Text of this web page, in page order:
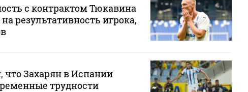
с контрактом Тюкавина
результативность игрока,
что Захарян в Испании
трудности